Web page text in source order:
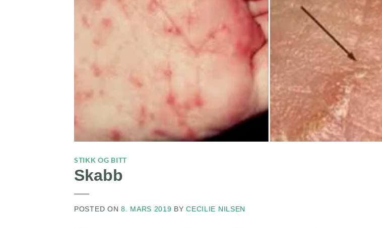
STIKK OG BITT
Skabb
POSTED ON 8. MARS 2019 BYCECILIE NILSEN